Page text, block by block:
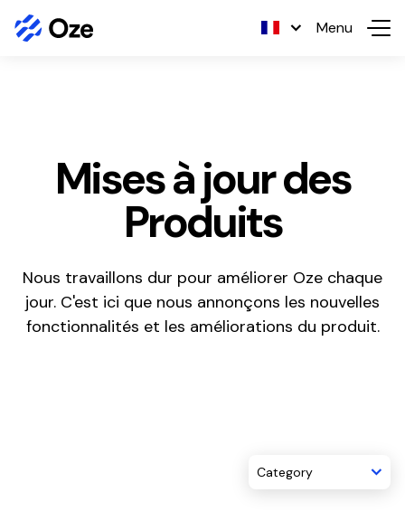
Menu
Mises à jour des
Produits
Nous travaillons dur pour améliorer Oze chaque
jour. C'est ici que nous annonçons les nouvelles
fonctionnalités et les améliorations du produit.
Category